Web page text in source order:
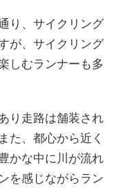
り、サイクリング
が、サイクリング
しむランナーも多
り走路は舗装され
た、都心から近く
かな中に川が流れ
を感じながらラン